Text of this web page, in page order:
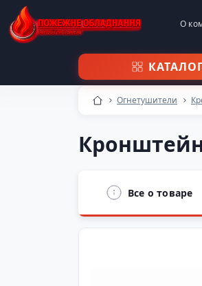
О
Огнетушители
Все о товаре